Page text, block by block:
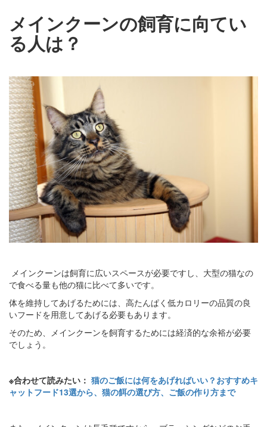
メインクーンの飼育に向てい
る人は？
メインクーンは飼育に広いスペースが必要ですし、大型の猫なの
で食べる量も他の猫に比べて多いです。
体を維持してあげるためには、高たんぱく低カロリーの品質の良
いフードを用意してあげる必要もあります。
そのため、メインクーンを飼育するためには経済的な余裕が必要
でしょう。
※合わせて読みたい： 猫のご飯には何をあげればいい？おすすめキ
ャットフード13選から、猫の餌の選び方、ご飯の作り方まで